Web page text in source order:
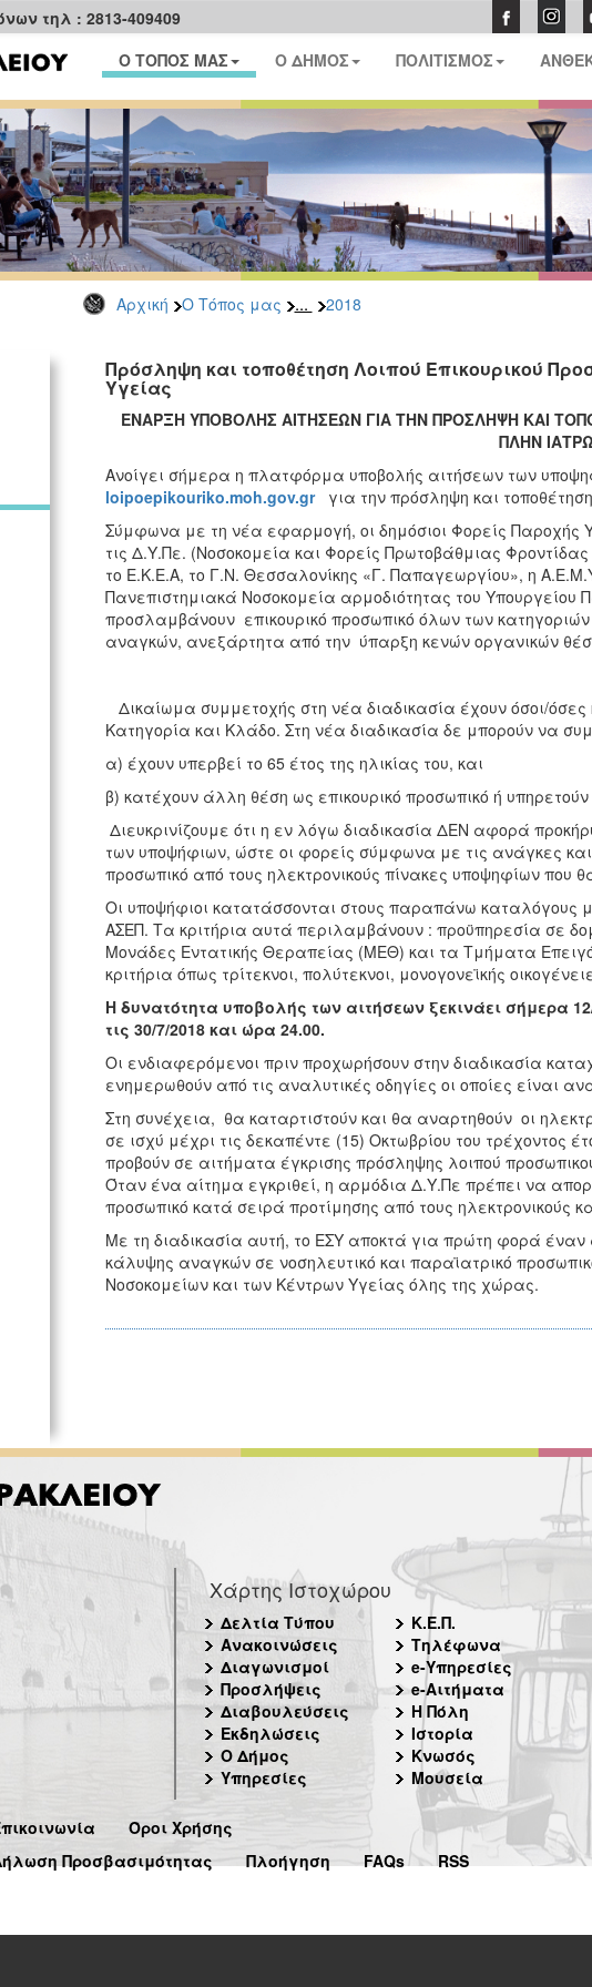
τηλ : 2813-409409
Ο ΤΟΠΟΣ ΜΑΣ Ο ΔΗΜΟΣ ΠΟΛΙΤΙΣΜΟΣ
Αρχική Ο Τόπος μας ... 2018
Πρόσληψη και τοποθέτηση Λοιπού Επικουρικού
Υγείας
ΕΝΑΡΞΗ ΥΠΟΒΟΛΗΣ ΑΙΤΗΣΕΩΝ ΓΙΑ ΤΗΝ ΠΡΟΣΛΗΨΗ ΚΑΙ
ΠΛΗΝ
Ανοίγει σήμερα η πλατφόρμα υποβολής αιτήσεων των
loipoepikouriko.moh.gov.grγια την πρόσληψη και τοποθέτηση
Σύμφωνα με τη νέα εφαρμογή, οι δημόσιοι Φορείς Παροχής
τις Δ.Υ.Πε. (Νοσοκομεία και Φορείς Πρωτοβάθμιας
το Ε.Κ.Ε.Α, το Γ.Ν. Θεσσαλονίκης «Γ. Παπαγεωργίου», η
Πανεπιστημιακά Νοσοκομεία αρμοδιότητας του
προσλαμβάνουν επικουρικό προσωπικό όλων των
αναγκών, ανεξάρτητα από την ύπαρξη κενών οργανικών
Δικαίωμα συμμετοχής στη νέα διαδικασία έχουν όσοι/
Κατηγορία και Κλάδο. Στη νέα διαδικασία δε μπορούν να
α) έχουν υπερβεί το 65 έτος της ηλικίας του, και
β) κατέχουν άλλη θέση ως επικουρικό προσωπικό ή
Διευκρινίζουμε ότι η εν λόγω διαδικασία ΔΕΝ αφορά
των υποψήφιων, ώστε οι φορείς σύμφωνα με τις ανάγκες
προσωπικό από τους ηλεκτρονικούς πίνακες υποψηφίων που
Οι υποψήφιοι κατατάσσονται στους παραπάνω καταλόγους
ΑΣΕΠ. Τα κριτήρια αυτά περιλαμβάνουν : προϋπηρεσία σε
Μονάδες Εντατικής Θεραπείας (ΜΕΘ) και τα Τμήματα
κριτήρια όπως τρίτεκνοι, πολύτεκνοι, μονογονεϊκής
Η δυνατότητα υποβολής των αιτήσεων ξεκινάει σήμερα
τις 30/7/2018 και ώρα 24.00.
Οι ενδιαφερόμενοι πριν προχωρήσουν στην διαδικασία
ενημερωθούν από τις αναλυτικές οδηγίες οι οποίες είναι
Στη συνέχεια, θα καταρτιστούν και θα αναρτηθούν οι
σε ισχύ μέχρι τις δεκαπέντε (15) Οκτωβρίου του
προβούν σε αιτήματα έγκρισης πρόσληψης λοιπού
Όταν ένα αίτημα εγκριθεί, η αρμόδια Δ.Υ.Πε πρέπει να
προσωπικό κατά σειρά προτίμησης από τους ηλεκτρονικούς
Με τη διαδικασία αυτή, το ΕΣΥ αποκτά για πρώτη φορά έναν
κάλυψης αναγκών σε νοσηλευτικό και παραϊατρικό
Νοσοκομείων και των Κέντρων Υγείας όλης της χώρας.
Χάρτης Ιστοχώρου
Δελτία Τύπου
Ανακοινώσεις
Διαγωνισμοί
Προσλήψεις
Διαβουλεύσεις
Εκδηλώσεις
Ο Δήμος
Υπηρεσίες
Κ.Ε.Π.
Τηλέφωνα
e-Υπηρεσίες
e-Αιτήματα
Η Πόλη
Ιστορία
Κνωσός
Μουσεία
Όροι Χρήσης
Προσβασιμότητας
Πλοήγηση FAQs RSS